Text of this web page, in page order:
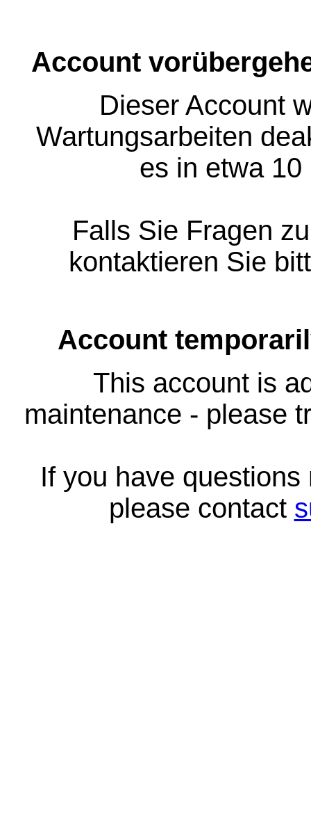
Account
Dieser Account
Wartungsarbeiten
es in etwa
Falls Sie Fragen
kontaktieren Sie
Account
This account is
maintenance - please
If you have
please contact